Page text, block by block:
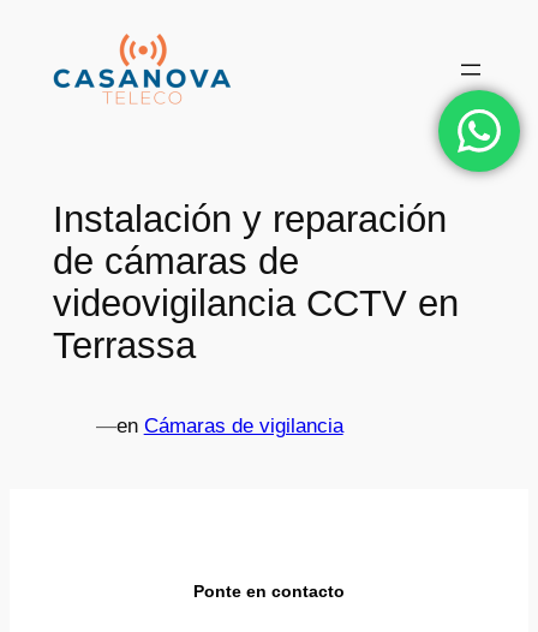
contenido
Instalación y reparación
de cámaras de
videovigilancia CCTV en
Terrassa
—en Cámaras de vigilancia
Ponte en contacto